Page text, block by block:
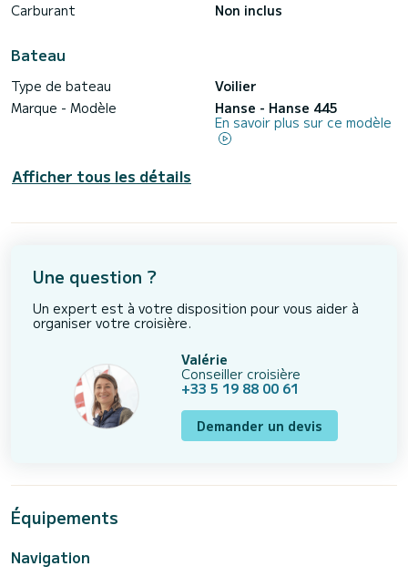
Carburant
Non inclus
Bateau
Type de bateau
Voilier
Marque - Modèle
Hanse - Hanse 445
En savoir plus sur ce modèle
Afficher tous les détails
Une question ?
Un expert est à votre disposition pour vous aider à
organiser votre croisière.
Valérie
Conseiller croisière
+33 5 19 88 00 61
Demander un devis
Équipements
Navigation